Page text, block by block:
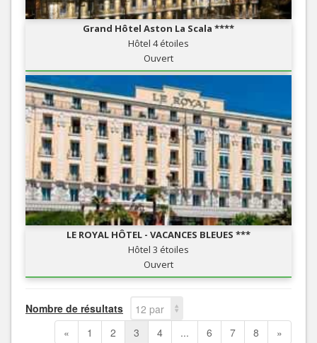
Grand Hôtel Aston La Scala ****
Hôtel 4 étoiles
Ouvert
LE ROYAL HÔTEL - VACANCES BLEUES ***
Hôtel 3 étoiles
Ouvert
Nombre de résultats
12 par
page
« 1 2 3 4 ... 6 7 8 »